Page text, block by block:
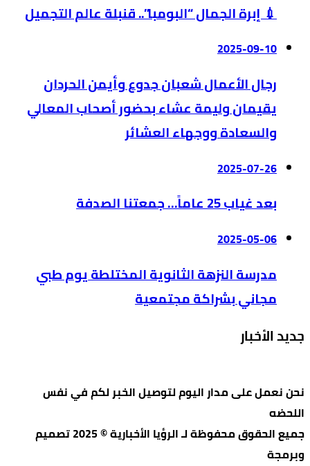
💉 إبرة الجمال “البومبا”.. قنبلة عالم التجميل
2025-09-10
رجال الأعمال شعبان جدوع وأيمن الحردان
يقيمان وليمة عشاء بحضور أصحاب المعالي
والسعادة ووجهاء العشائر
2025-07-26
بعد غياب 25 عاماً… جمعتنا الصدفة
2025-05-06
مدرسة النزهة الثانوية المختلطة يوم طبي
مجاني بشراكة مجتمعية
جديد الأخبار
نحن نعمل على مدار اليوم لتوصيل الخبر لكم في نفس
اللحضه
جميع الحقوق محفوظة لـ الرؤيا الأخبارية © 2025 تصميم
وبرمجة